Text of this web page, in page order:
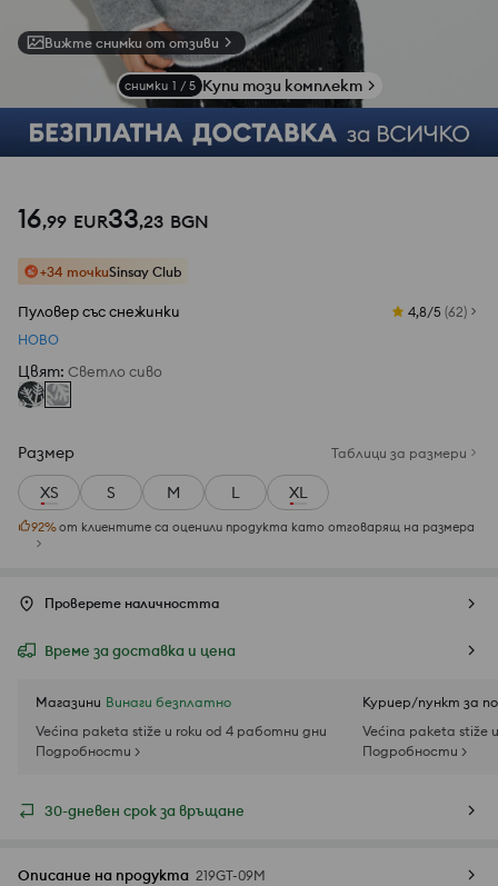
Вижте снимки от отзиви
снимки 1 / 5 Купи този комплект
16,99 EUR33,23 BGN
+34 точкиSinsay Club
Пуловер със снежинки 4,8/5 (62)
НОВО
Цвят: Светло сиво
Размер Таблици за размери
XS S M L XL
92%от клиентите са оценили продукта като отговарящ на размера
Проверете наличността
Време за доставка и цена
Магазини Винаги безплатно
Većina paketa stiže u roku od 4 работни дни
Подробности >
Куриер/пункт за
Većina paketa stiže
Подробности >
30-дневен срок за връщане
Описание на продукта 219GT-09M